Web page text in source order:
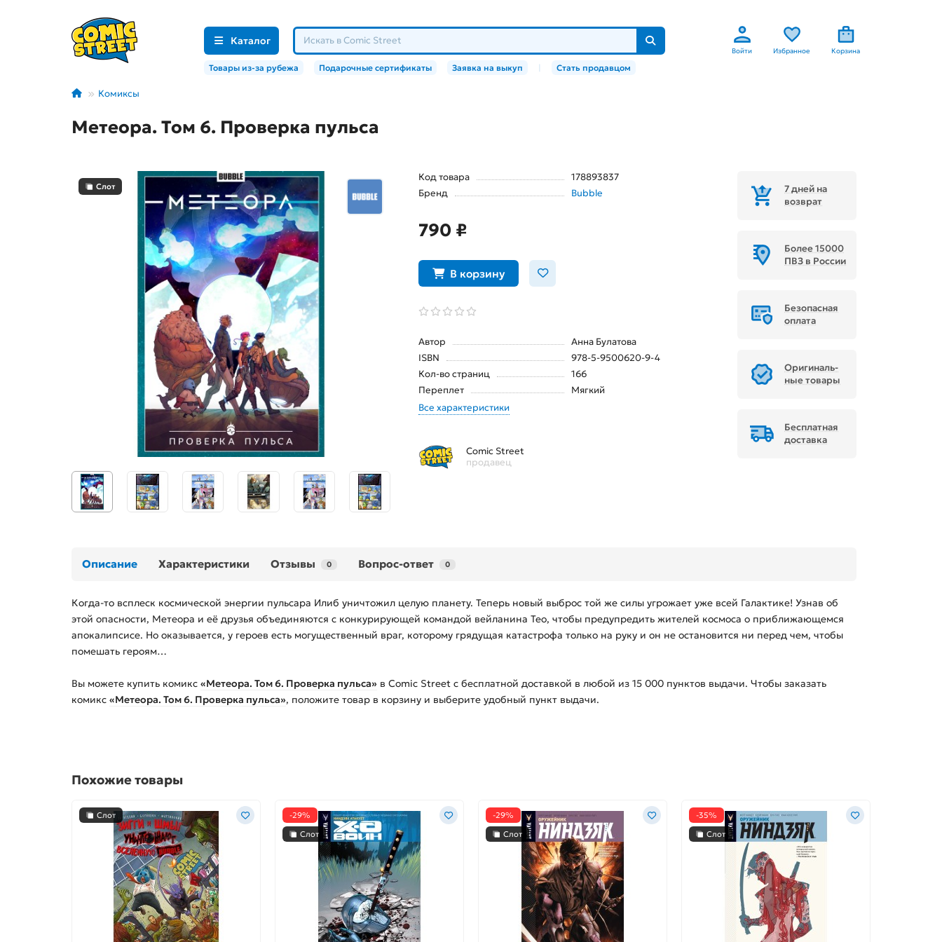
Каталог
Войти Избранное Корзина
Товары из-за рубежа Подарочные сертификаты Заявка на выкуп Стать продавцом
Комиксы
Метеора. Том 6. Проверка пульса
Слот
Код товара
178893837
Бренд
Bubble
790 ₽
В корзину
Автор
Анна Булатова
ISBN
978-5-9500620-9-4
Кол-во страниц
166
Переплет
Мягкий
Все характеристики
Comic Street
продавец
7 дней на
возврат
Более 15000
ПВЗ в России
Безопасная
оплата
Ори­ги­наль­
ные товары
Бесплатная
доставка
Описание Характеристики Отзывы 0 Вопрос-ответ 0
Когда-то всплеск космической энергии пульсара Илиб уничтожил целую планету. Теперь новый выброс той же силы угрожает уже всей Галактике! Узнав об
этой опасности, Метеора и её друзья объединяются с конкурирующей командой вейланина Тео, чтобы предупредить жителей космоса о приближающемся
апокалипсисе. Но оказывается, у героев есть могущественный враг, которому грядущая катастрофа только на руку и он не остановится ни перед чем, чтобы
помешать героям…
Вы можете купить комикс «Метеора. Том 6. Проверка пульса» в Comic Street с бесплатной доставкой в любой из 15 000 пунктов выдачи. Чтобы заказать
комикс «Метеора. Том 6. Проверка пульса», положите товар в корзину и выберите удобный пункт выдачи.
Похожие товары
Слот
-29%
Слот
-29%
Слот
-35%
Слот